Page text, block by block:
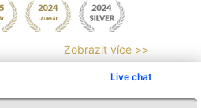
Live chat
Zobrazit více >>